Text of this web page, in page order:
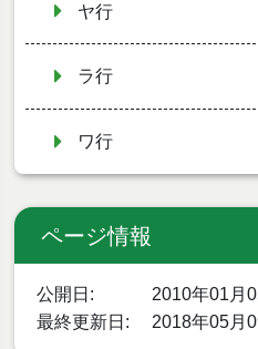
ヤ行
ラ行
ワ行
ページ情報
公開日
2010年01月
最終更新日
2018年05月